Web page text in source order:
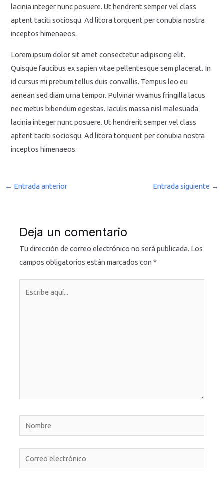
lacinia integer nunc posuere. Ut hendrerit semper vel class
aptent taciti sociosqu. Ad litora torquent per conubia nostra
inceptos himenaeos.
Lorem ipsum dolor sit amet consectetur adipiscing elit.
Quisque faucibus ex sapien vitae pellentesque sem placerat. In
id cursus mi pretium tellus duis convallis. Tempus leo eu
aenean sed diam urna tempor. Pulvinar vivamus fringilla lacus
nec metus bibendum egestas. Iaculis massa nisl malesuada
lacinia integer nunc posuere. Ut hendrerit semper vel class
aptent taciti sociosqu. Ad litora torquent per conubia nostra
inceptos himenaeos.
← Entrada anterior Entrada siguiente →
Deja un comentario
Tu dirección de correo electrónico no será publicada. Los
campos obligatorios están marcados con*
Nombre
Correo
electrónico